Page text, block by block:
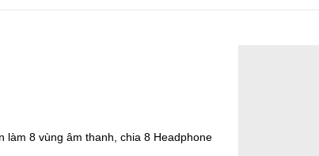
8 vùng âm thanh, chia 8 Headphone